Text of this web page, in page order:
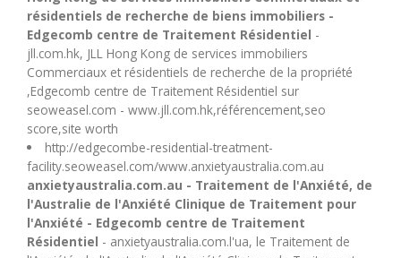
résidentiels de recherche de biens immobiliers -
Edgecomb centre de Traitement Résidentiel -
jll.com.hk, JLL Hong Kong de services immobiliers
Commerciaux et résidentiels de recherche de la propriété
,Edgecomb centre de Traitement Résidentiel sur
seoweasel.com - www.jll.com.hk,référencement,seo
score,site worth
http://edgecombe-residential-treatment-
facility.seoweasel.com/www.anxietyaustralia.com.au
anxietyaustralia.com.au - Traitement de l'Anxiété, de
l'Australie de l'Anxiété Clinique de Traitement pour
l'Anxiété - Edgecomb centre de Traitement
Résidentiel - anxietyaustralia.com.l'ua, le Traitement de